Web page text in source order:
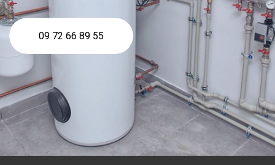
09 72 66 89 55